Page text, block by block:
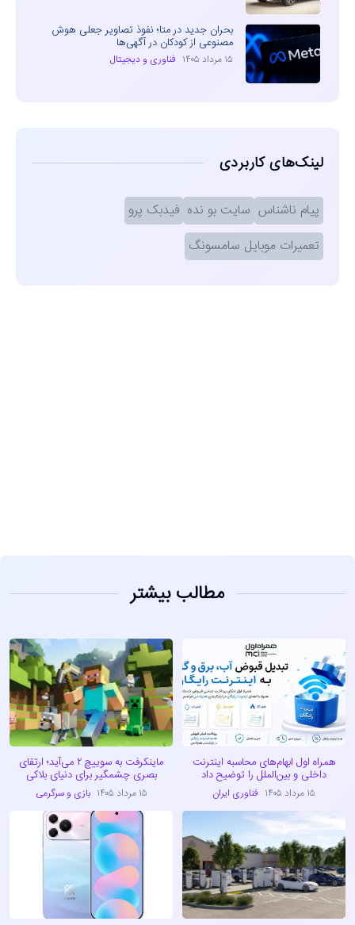
بحران جدید در متا؛ نفوذ تصاویر جعلی هوش
مصنوعی از کودکان در آگهی‌ها
۱۵ مرداد ۱۴۰۵ فناوری و دیجیتال
لینک‌های کاربردی
پیام ناشناس سایت بو نده فیدبک پرو
تعمیرات موبایل سامسونگ
مطالب بیشتر
همراه اول ابهام‌های محاسبه اینترنت
داخلی و بین‌الملل را توضیح داد
۱۵ مرداد ۱۴۰۵ فناوری ایران
ماینکرفت به سوییچ ۲ می‌آید؛ ارتقای
بصری چشمگیر برای دنیای بلاکی
۱۵ مرداد ۱۴۰۵ بازی و سرگرمی